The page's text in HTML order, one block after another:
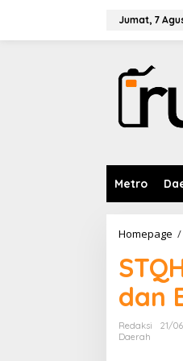
Jumat, 7
Metro
Homepage /
dan
Redaksi
21/
Daerah